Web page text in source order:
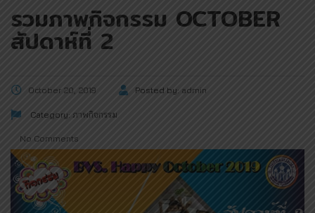
รวมภาพกิจกรรม OCTOBER
สัปดาห์ที่ 2
October 20, 2019 Posted by: admin
Category: ภาพกิจกรรม
No Comments